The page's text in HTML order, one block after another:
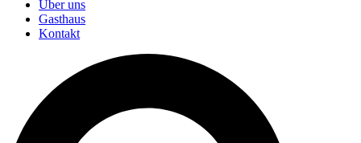
Über uns
Gasthaus
Kontakt